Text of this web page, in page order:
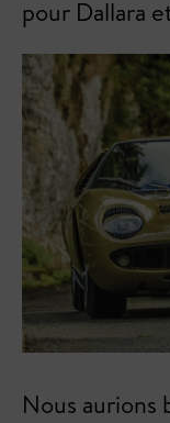
pour Dallara
Nous aurions